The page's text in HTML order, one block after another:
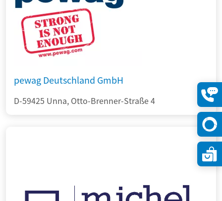
pewag Deutschland GmbH
D-59425 Unna, Otto-Brenner-Straße 4